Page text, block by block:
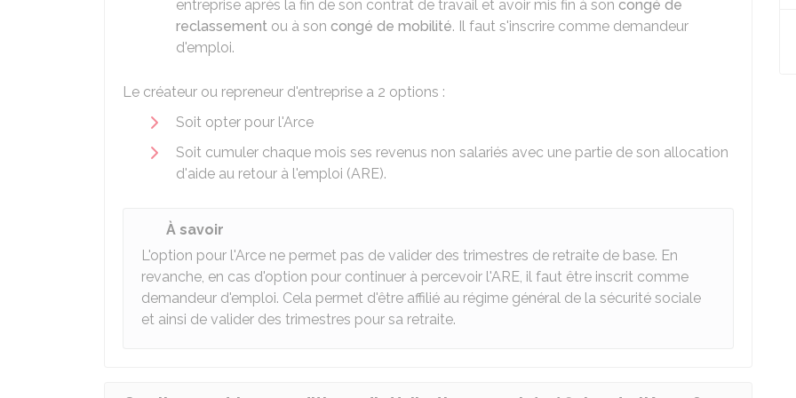
entreprise après la fin de son contrat de travail et avoir mis fin à son congé de
reclassement ou à son congé de mobilité. Il faut s'inscrire comme demandeur
d'emploi.
Le créateur ou repreneur d'entreprise a 2 options :
Soit opter pour l'Arce
Soit cumuler chaque mois ses revenus non salariés avec une partie de son allocation
d'aide au retour à l'emploi (ARE).
À savoir
L'option pour l'Arce ne permet pas de valider des trimestres de retraite de base. En
revanche, en cas d'option pour continuer à percevoir l'ARE, il faut être inscrit comme
demandeur d'emploi. Cela permet d'être affilié au régime général de la sécurité sociale
et ainsi de valider des trimestres pour sa retraite.